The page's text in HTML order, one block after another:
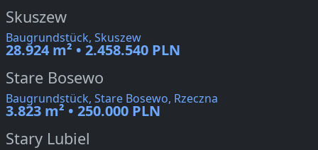
Skuszew
Baugrundstück, Skuszew
28.924 m² • 2.458.540 PLN
Stare Bosewo
Baugrundstück, Stare Bosewo, Rzeczna
3.823 m² • 250.000 PLN
Stary Lubiel